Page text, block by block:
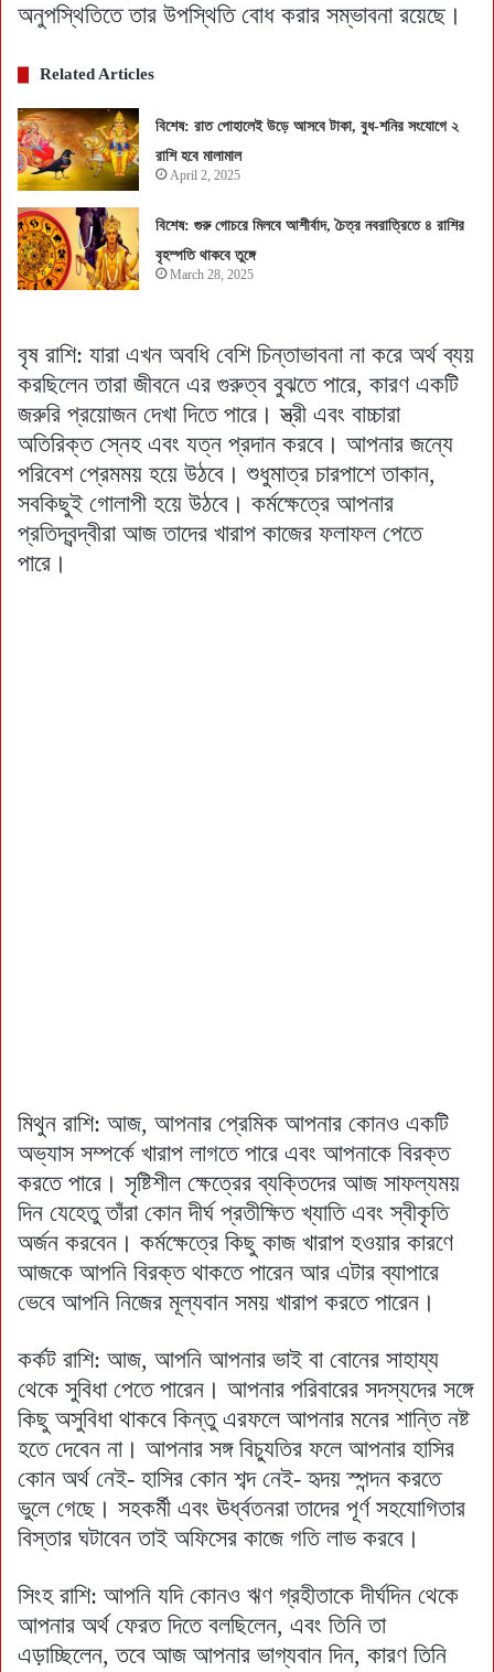
অনুপস্থিতিতে তার উপস্থিতি বোধ করার সম্ভাবনা রয়েছে।
Related Articles
বিশেষ: রাত পোহালেই উড়ে আসবে টাকা, বুধ-শনির সংযোগে ২
রাশি হবে মালামাল
April 2, 2025
বিশেষ: গুরু গোচরে মিলবে আশীর্বাদ, চৈত্র নবরাত্রিতে ৪ রাশির
বৃহস্পতি থাকবে তুঙ্গে
March 28, 2025
বৃষ রাশি: যারা এখন অবধি বেশি চিন্তাভাবনা না করে অর্থ ব্যয়
করছিলেন তারা জীবনে এর গুরুত্ব বুঝতে পারে, কারণ একটি
জরুরি প্রয়োজন দেখা দিতে পারে। স্ত্রী এবং বাচ্চারা
অতিরিক্ত স্নেহ এবং যত্ন প্রদান করবে। আপনার জন্যে
পরিবেশ প্রেমময় হয়ে উঠবে। শুধুমাত্র চারপাশে তাকান,
সবকিছুই গোলাপী হয়ে উঠবে। কর্মক্ষেত্রে আপনার
প্রতিদ্বন্দ্বীরা আজ তাদের খারাপ কাজের ফলাফল পেতে
পারে।
মিথুন রাশি: আজ, আপনার প্রেমিক আপনার কোনও একটি
অভ্যাস সম্পর্কে খারাপ লাগতে পারে এবং আপনাকে বিরক্ত
করতে পারে। সৃষ্টিশীল ক্ষেত্রের ব্যক্তিদের আজ সাফল্যময়
দিন যেহেতু তাঁরা কোন দীর্ঘ প্রতীক্ষিত খ্যাতি এবং স্বীকৃতি
অর্জন করবেন। কর্মক্ষেত্রে কিছু কাজ খারাপ হওয়ার কারণে
আজকে আপনি বিরক্ত থাকতে পারেন আর এটার ব্যাপারে
ভেবে আপনি নিজের মূল্যবান সময় খারাপ করতে পারেন।
কর্কট রাশি: আজ, আপনি আপনার ভাই বা বোনের সাহায্য
থেকে সুবিধা পেতে পারেন। আপনার পরিবারের সদস্যদের সঙ্গে
কিছু অসুবিধা থাকবে কিন্তু এরফলে আপনার মনের শান্তি নষ্ট
হতে দেবেন না। আপনার সঙ্গ বিচ্যুতির ফলে আপনার হাসির
কোন অর্থ নেই- হাসির কোন শব্দ নেই- হৃদয় স্পন্দন করতে
ভুলে গেছে। সহকর্মী এবং ঊর্ধ্বতনরা তাদের পূর্ণ সহযোগিতার
বিস্তার ঘটাবেন তাই অফিসের কাজে গতি লাভ করবে।
সিংহ রাশি: আপনি যদি কোনও ঋণ গ্রহীতাকে দীর্ঘদিন থেকে
আপনার অর্থ ফেরত দিতে বলছিলেন, এবং তিনি তা
এড়াচ্ছিলেন, তবে আজ আপনার ভাগ্যবান দিন, কারণ তিনি